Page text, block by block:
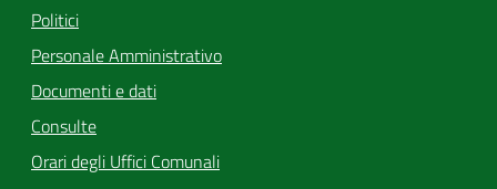
Politici
Personale Amministrativo
Documenti e dati
Consulte
Orari degli Uffici Comunali